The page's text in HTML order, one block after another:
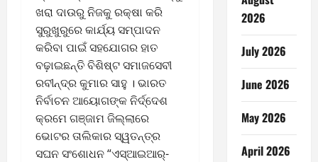
ଖରା ଦାଉରୁ ନିଜକୁ ରକ୍ଷା କରି
ସୁରୁଖୁରୁରେ କାର୍ଯ୍ୟ ସମ୍ପାଦନ
କରିବା ପାଇଁ ସହଯୋଗର ହାତ
ବଢ଼ାଇଛନ୍ତି ବିଶିଷ୍ଟ ସମାଜସେବୀ
ରବୀନ୍ଦ୍ର କୁମାର ସାହୁ । ଭାରତ
ନିର୍ବାଚନ ଆୟୋଗଙ୍କ ନିର୍ଦ୍ଦେଶ
କ୍ରମେ ଗଞ୍ଜାମ ଜିଲ୍ଲାରେ
ଭୋଟର ତାଲିକାର ସ୍ୱତନ୍ତ୍ର
ସଘନ ସଂଶୋଧନ “ଏସ୍‌ଆଇଆର୍-
2026
July 2026
June 2026
May 2026
April 2026